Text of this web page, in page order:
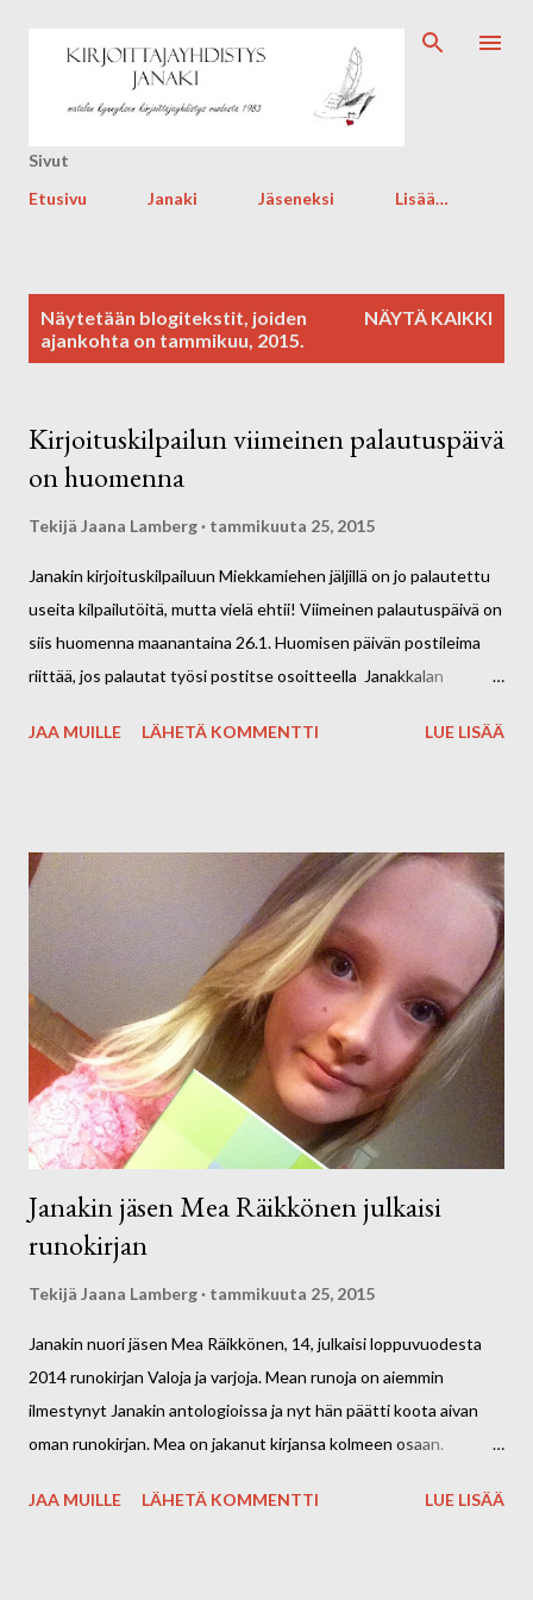
Sivut
Etusivu
Janaki Jäseneksi Lisää…
Näytetään blogitekstit, joiden
ajankohta on tammikuu, 2015.
NÄYTÄ KAIKKI
Kirjoituskilpailun viimeinen palautuspäivä
on huomenna
Tekijä Jaana Lamberg tammikuuta 25, 2015
Janakin kirjoituskilpailuun Miekkamiehen jäljillä on jo palautettu
useita kilpailutöitä, mutta vielä ehtii! Viimeinen palautuspäivä on
siis huomenna maanantaina 26.1. Huomisen päivän postileima
riittää, jos palautat työsi postitse osoitteella Janakkalan
Voit palauttaa työsi henkilökohtaisesti Riihimäen Suomalaiseen
JAA MUILLE LÄHETÄ KOMMENTTI LUE LISÄÄ
Janakin jäsen Mea Räikkönen julkaisi
runokirjan
Tekijä Jaana Lamberg tammikuuta 25, 2015
Janakin nuori jäsen Mea Räikkönen, 14, julkaisi loppuvuodesta
2014 runokirjan Valoja ja varjoja. Mean runoja on aiemmin
ilmestynyt Janakin antologioissa ja nyt hän päätti koota aivan
oman runokirjan. Mea on jakanut kirjansa kolmeen osaan.
runoja, joissa hän on lapsen kepeydellä ja viattomuudella
JAA MUILLE LÄHETÄ KOMMENTTI LUE LISÄÄ